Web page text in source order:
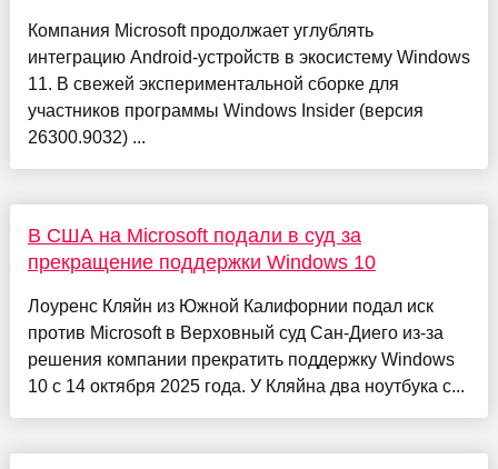
Компания Microsoft продолжает углублять
интеграцию Android-устройств в экосистему Windows
11. В свежей экспериментальной сборке для
участников программы Windows Insider (версия
26300.9032) ...
В США на Microsoft подали в суд за
прекращение поддержки Windows 10
Лоуренс Кляйн из Южной Калифорнии подал иск
против Microsoft в Верховный суд Сан-Диего из-за
решения компании прекратить поддержку Windows
10 с 14 октября 2025 года. У Кляйна два ноутбука с...